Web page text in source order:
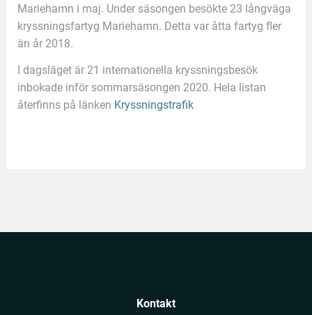
Mariehamn i maj. Under säsongen besökte 23 långväga
kryssningsfartyg Mariehamn. Detta var åtta fartyg fler
än år 2018.
I dagsläget är 21 internationella kryssningsbesök
inbokade inför sommarsäsongen 2020. Hela listan
återfinns på länken Kryssningstrafik
Kontakt